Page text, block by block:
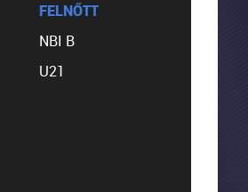
FELNŐTT
NBI B
U21